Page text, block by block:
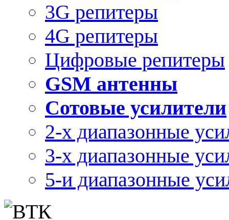
3G репитеры
4G репитеры
Цифровые репитеры
GSM антенны
Сотовые усилители
2-х диапазонные
3-х диапазонные
5-и диапазонные